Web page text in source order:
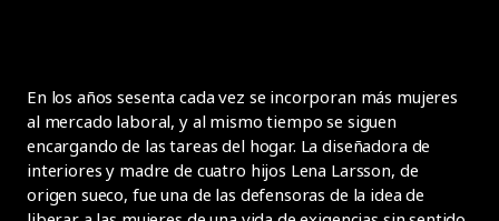
En los años sesenta cada vez se incorporan más mujeres
al mercado laboral, y al mismo tiempo se siguen
encargando de las tareas del hogar. La diseñadora de
interiores y madre de cuatro hijos Lena Larsson, de
origen sueco, fue una de las defensoras de la idea de